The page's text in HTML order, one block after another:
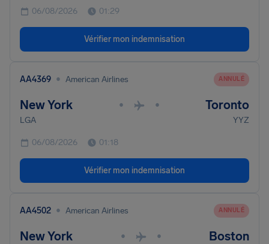
06/08/2026 01:29
Vérifier mon indemnisation
AA4369 • American Airlines ANNULÉ
New York • • Toronto
LGA YYZ
06/08/2026 01:18
Vérifier mon indemnisation
AA4502 • American Airlines ANNULÉ
New York • • Boston